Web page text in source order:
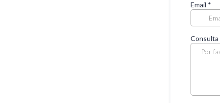
Email *
Consulta